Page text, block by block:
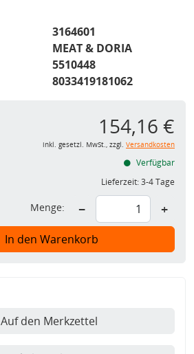
3164601
MEAT & DORIA
5510448
8033419181062
154,16 €
inkl. gesetzl. MwSt., zzgl. Versandkosten
Verfügbar
Lieferzeit:3-4 Tage
Menge: − +
In den Warenkorb
Auf den Merkzettel